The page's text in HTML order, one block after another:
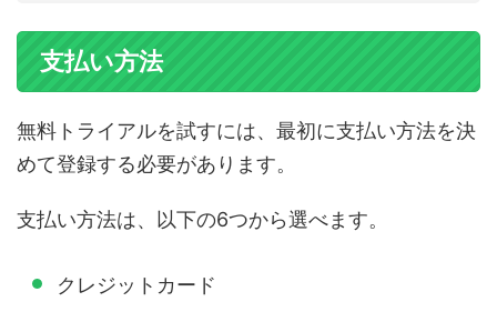
支払い方法
無料トライアルを試すには、最初に支払い方法を決
めて登録する必要があります。
支払い方法は、以下の6つから選べます。
クレジットカード